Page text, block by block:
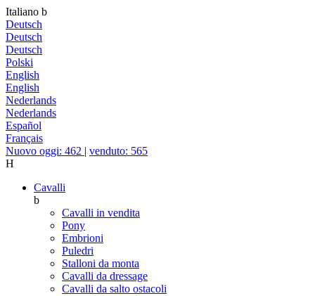
Italiano b
Deutsch
Deutsch
Deutsch
Polski
English
English
Nederlands
Nederlands
Español
Français
Nuovo oggi: 462 | venduto: 565
H
Cavalli
b
Cavalli in vendita
Pony
Embrioni
Puledri
Stalloni da monta
Cavalli da dressage
Cavalli da salto ostacoli